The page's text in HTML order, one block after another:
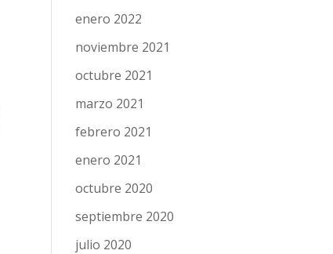
enero 2022
noviembre 2021
octubre 2021
marzo 2021
febrero 2021
enero 2021
octubre 2020
septiembre 2020
julio 2020